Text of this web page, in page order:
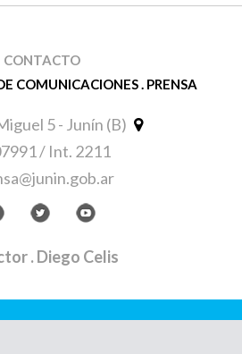
CONTACTO
COMUNICACIONES . PRENSA
5 - Junín (B)
/ Int. 2211
. Diego Celis